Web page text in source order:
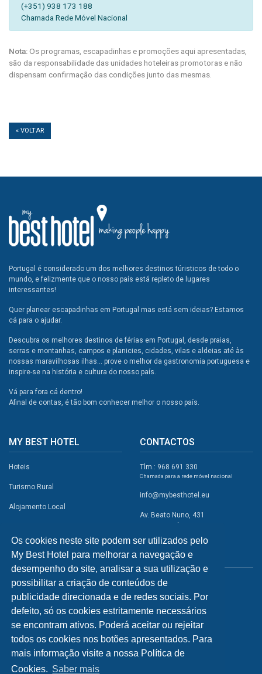
Os cookies neste site podem ser utilizados pelo
My Best Hotel para melhorar a navegação e
desempenho do site, analisar a sua utilização e
possibilitar a criação de conteúdos de
publicidade direcionada e de redes sociais. Por
defeito, só os cookies estritamente necessários
se encontram ativos. Poderá aceitar ou rejeitar
todos os cookies nos botões apresentados. Para
mais informação visite a nossa Política de
Cookies. Saber mais
(+351) 938 173 188
Chamada Rede Móvel Nacional
Nota:Os programas, escapadinhas e promoções aqui apresentadas,
são da responsabilidade das unidades hoteleiras promotoras e não
dispensam confirmação das condições junto das mesmas.
« VOLTAR
Portugal é considerado um dos melhores destinos túristicos de todo o
mundo, e felizmente que o nosso país está repleto de lugares
interessantes!
Quer planear escapadinhas em Portugal mas está sem ideias? Estamos
cá para o ajudar.
Descubra os melhores destinos de férias em Portugal, desde praias,
serras e montanhas, campos e planicies, cidades, vilas e aldeias até às
nossas maravilhosas ilhas... prove o melhor da gastronomia portuguesa e
inspire-se na história e cultura do nosso país.
Vá para fora cá dentro!
Afinal de contas, é tão bom conhecer melhor o nosso país.
MY BEST HOTEL
Hoteis
Turismo Rural
Alojamento Local
Campismo
Atividades
Restaurantes
A Visitar
INFORMAÇÕES
Política de Privacidade
CONTACTOS
Tlm.: 968 691 330
Chamada para a rede móvel nacional
info@mybesthotel.eu
Av. Beato Nuno, 431
2495-401 Fátima
REDES SOCIAIS